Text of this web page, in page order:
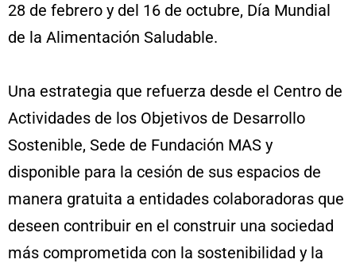
28 de febrero y del 16 de octubre, Día Mundial
de la Alimentación Saludable.
Una estrategia que refuerza desde el Centro de
Actividades de los Objetivos de Desarrollo
Sostenible, Sede de Fundación MAS y
disponible para la cesión de sus espacios de
manera gratuita a entidades colaboradoras que
deseen contribuir en el construir una sociedad
más comprometida con la sostenibilidad y la